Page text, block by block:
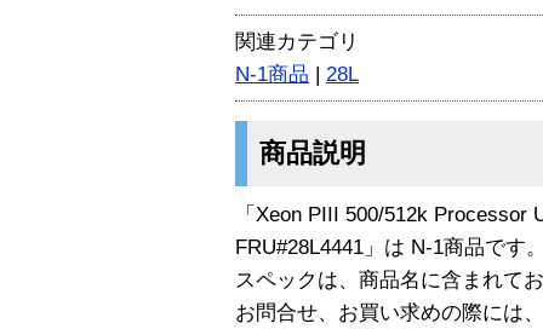
関連カテゴリ
N-1商品 | 28L
商品説明
「Xeon PIII 500/512k Processor
FRU#28L4441」は N-1商品です
スペックは、商品名に含まれて
お問合せ、お買い求めの際には